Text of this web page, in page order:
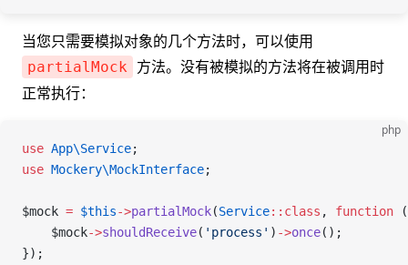
当您只需要模拟对象的几个方法时，可以使用
partialMock
方法。没有被模拟的方法将在被调用时
正常执行：
php
use App\Service;
use Mockery\MockInterface;
$mock = $this->partialMock(Service:: class , function (
    $mock
->shouldReceive( 'process' ) ->once();
});